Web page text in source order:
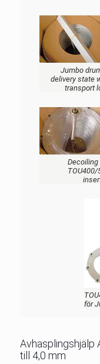
Jumbo
delivery state
transport
Decoiling
TOU400/
för
Avhasplingshjälp
till 4,0 mm